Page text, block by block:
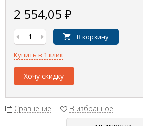
2 554,05 ₽
В корзину
Купить в 1 клик
Хочу скидку
Сравнение В избранное